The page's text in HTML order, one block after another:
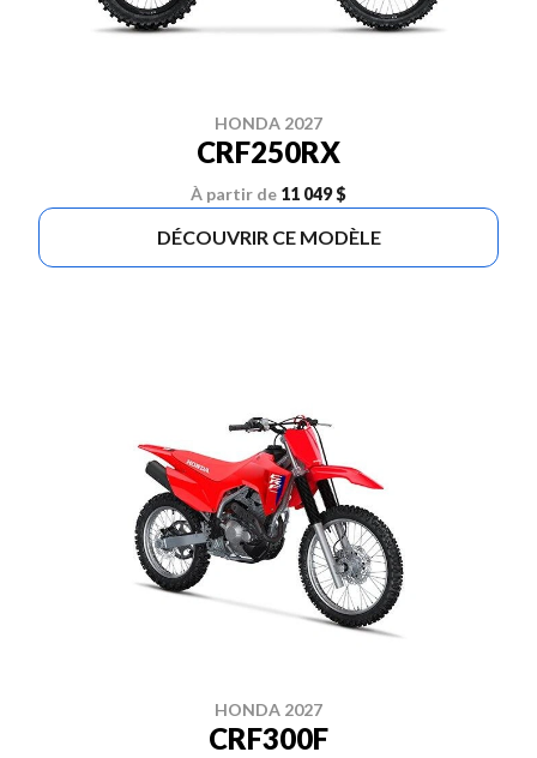
HONDA 2027
CRF250RX
À partir de 11 049 $
DÉCOUVRIR CE MODÈLE
HONDA 2027
CRF300F